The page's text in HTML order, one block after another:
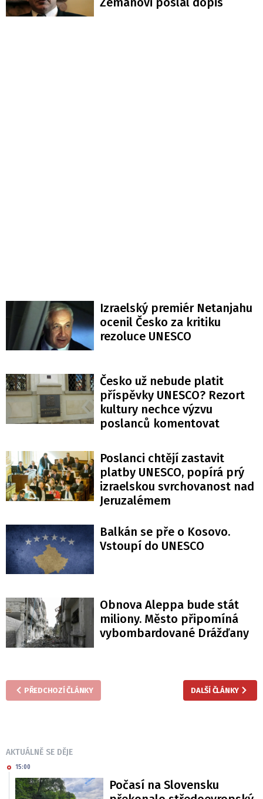
Izraelský premiér Netanjahu
ocenil Česko za kritiku
rezoluce UNESCO
Česko už nebude platit
příspěvky UNESCO? Rezort
kultury nechce výzvu
poslanců komentovat
Poslanci chtějí zastavit
platby UNESCO, popírá prý
izraelskou svrchovanost nad
Jeruzalémem
Balkán se pře o Kosovo.
Vstoupí do UNESCO
Obnova Aleppa bude stát
miliony. Město připomíná
vybombardované Drážďany
PŘEDCHOZÍ ČLÁNKY DALŠÍ ČLÁNKY
AKTUÁLNĚ SE DĚJE
15:00
Počasí na Slovensku